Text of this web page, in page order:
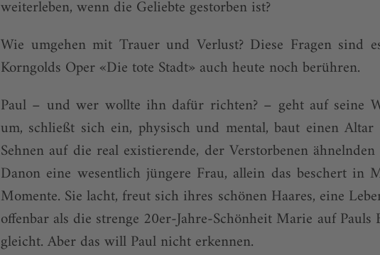
weiterleben, wenn die Geliebte gestorben ist?
Wie umgehen mit Trauer und Verlust? Diese Fragen sind
Korngolds Oper «Die tote Stadt» auch heute noch berühren.
Paul – und wer wollte ihn dafür richten? – geht auf seine
um, schließt sich ein, physisch und mental, baut einen
Sehnen auf die real existierende, der Verstorbenen
Danon eine wesentlich jüngere Frau, allein das beschert in
Momente. Sie lacht, freut sich ihres schönen Haares, eine
offenbar als die strenge 20er-Jahre-Schönheit Marie auf
gleicht. Aber das will Paul nicht erkennen.